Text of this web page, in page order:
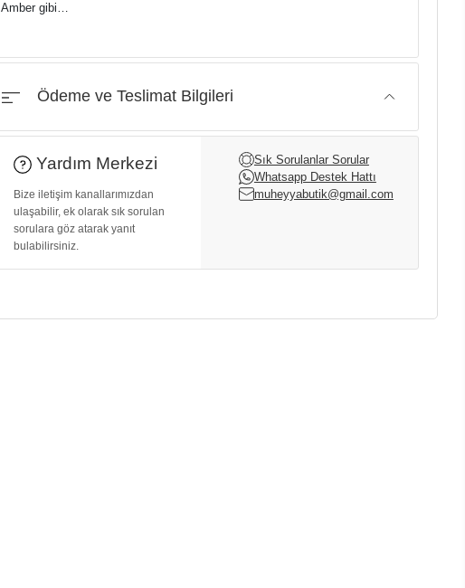
Amber gibi…
Ödeme ve Teslimat Bilgileri
Yardım Merkezi
Bize iletişim kanallarımızdan
ulaşabilir, ek olarak sık sorulan
sorulara göz atarak yanıt
bulabilirsiniz.
Sık Sorulanlar Sorular
Whatsapp Destek Hattı
muheyyabutik@gmail.com